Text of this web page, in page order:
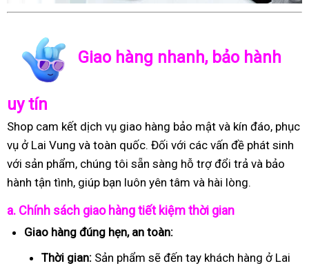
Giao hàng nhanh, bảo hành
uy tín
Shop cam kết dịch vụ giao hàng bảo mật và kín đáo, phục
vụ ở Lai Vung và toàn quốc. Đối với các vấn đề phát sinh
với sản phẩm, chúng tôi sẵn sàng hỗ trợ đổi trả và bảo
hành tận tình, giúp bạn luôn yên tâm và hài lòng.
a. Chính sách giao hàng tiết kiệm thời gian
Giao hàng đúng hẹn, an toàn:
Thời gian: Sản phẩm sẽ đến tay khách hàng ở Lai